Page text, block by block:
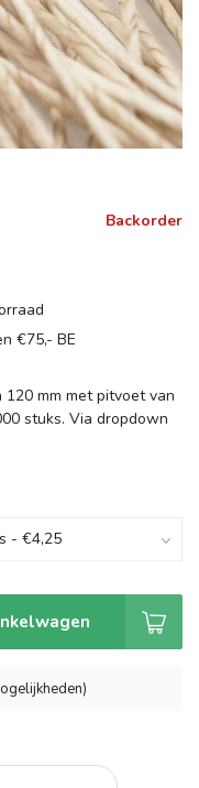
Backorder
€75,- BE
mm met pitvoet van
stuks. Via dropdown